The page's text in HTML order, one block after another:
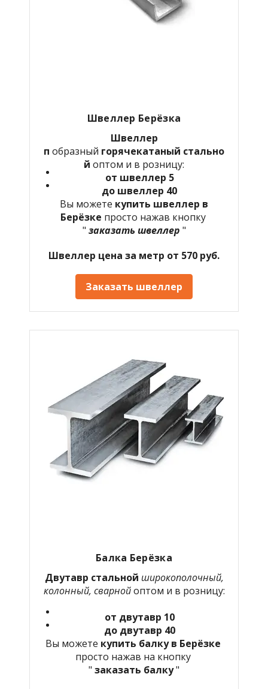
Швеллер Берёзка
Швеллер
п образный горячекатаный стально
й оптом и в розницу:
от швеллер 5
до швеллер 40
Вы можете купить швеллер в
Берёзке просто нажав кнопку
" заказать швеллер "
Швеллер цена за метр от 570 руб.
Заказать швеллер
Балка Берёзка
Двутавр стальной широкополочный,
колонный, сварнойоптом и в розницу:
от двутавр 10
до двутавр 40
Вы можете купить балку в Берёзке
просто нажав на кнопку
" заказать балку"